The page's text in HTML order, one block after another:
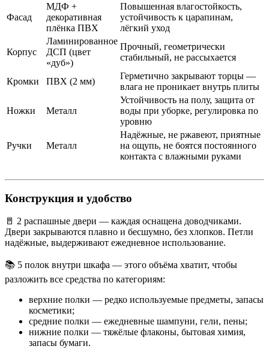
Фасад
МДФ +
декоративная
плёнка ПВХ
Повышенная влагостойкость,
устойчивость к царапинам,
лёгкий уход
Корпус
Ламинированное
ДСП (цвет
«дуб»)
Прочный, геометрически
стабильный, не рассыхается
Кромки ПВХ (2 мм)
Герметично закрывают торцы —
влага не проникает внутрь плиты
Ножки Металл
Устойчивость на полу, защита от
воды при уборке, регулировка по
уровню
Ручки Металл
Надёжные, не ржавеют, приятные
на ощупь, не боятся постоянного
контакта с влажными руками
Конструкция и удобство
🚪 2 распашные двери — каждая оснащена доводчиками.
Двери закрываются плавно и бесшумно, без хлопков. Петли
надёжные, выдерживают ежедневное использование.
📚 5 полок внутри шкафа — этого объёма хватит, чтобы
разложить все средства по категориям:
верхние полки — редко используемые предметы, запасы
косметики;
средние полки — ежедневные шампуни, гели, пены;
нижние полки — тяжёлые флаконы, бытовая химия,
запасы бумаги.